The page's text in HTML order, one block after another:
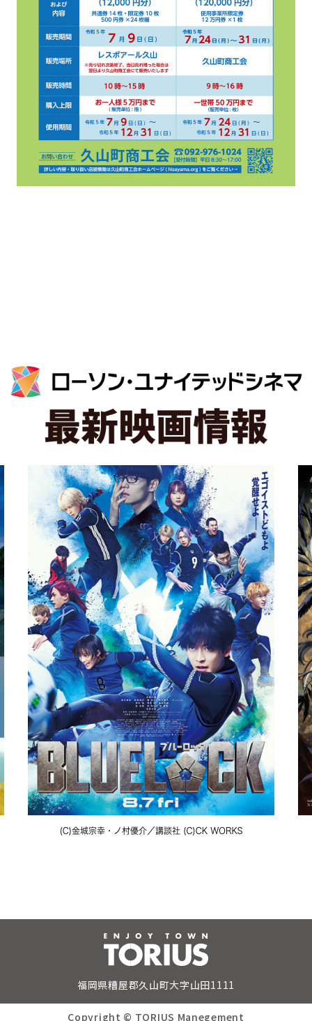
福岡県糟屋郡久山町大字山田1111
Copyright © TORIUS Manegement